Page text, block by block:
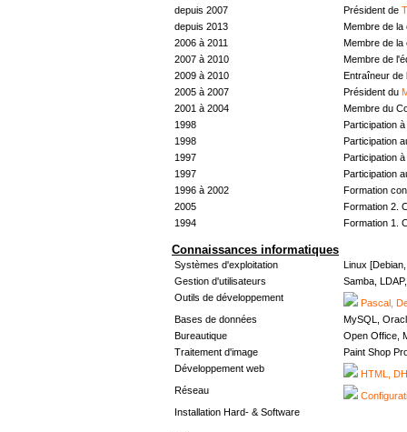
depuis 2007
Président de
depuis 2013
Membre de
2006 à 2011
Membre de
2007 à 2010
Membre de
2009 à 2010
Entraîneur de
2005 à 2007
Président du
2001 à 2004
Membre du
1998
Participation à
1998
Participation
1997
Participation à
1997
Participation
1996 à 2002
Formation
2005
Formation 2.
1994
Formation 1.
Connaissances informatiques
Systèmes d'exploitation
Linux
Gestion d'utilisateurs
Samba,
Outils de développement
Pascal,
Bases de données
MySQL,
Bureautique
Open Office,
Traitement d'image
Paint Shop
Développement web
HTML,
Réseau
Installation Hard- & Software